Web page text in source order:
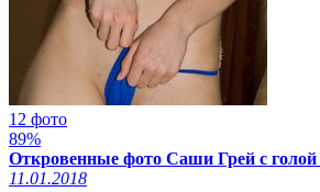
12 фото
89%
Откровенные фото Саши Грей с голой
11.01.2018